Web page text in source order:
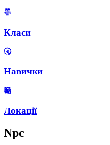
Класи
Навички
Локації
Npc